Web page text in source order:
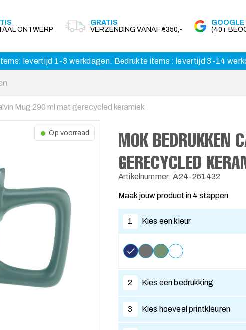
ONTWERP
GRATIS
VERZENDING VANAF €350,-
GOOGLE
(40+
levertijd 1-3 werkdagen. Bedrukte items : levertijd 3-14
Mug 290 ml mat gerecycled keramiek
Op voorraad
MOK BEDRUKKEN
GERECYCLED
Artikelnummer: A24-261432
Maak jouw product in 4 stappen
1 Kies een kleur
2 Kies een bedrukking
3 Kies hoeveel printkleuren